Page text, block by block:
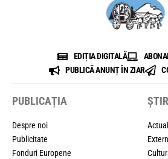
EDIȚIA DIGITALĂ
PUBLICĂ ANUNȚ ÎN ZIAR
PUBLICAȚIA
Despre noi
Publicitate
Fonduri Europene
Extern